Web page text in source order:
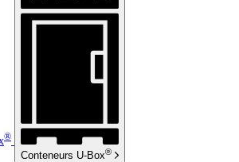
®
Conteneurs U-Box®